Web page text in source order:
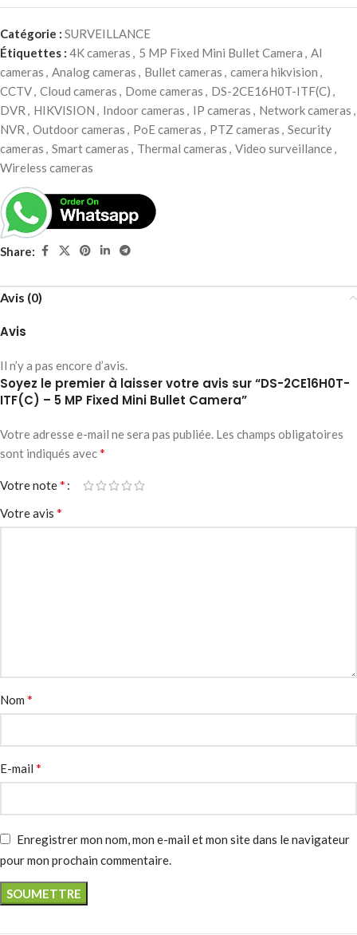
Catégorie : SURVEILLANCE
Étiquettes : 4K cameras , 5 MP Fixed Mini Bullet Camera , AI
cameras , Analog cameras , Bullet cameras , camera hikvision ,
CCTV, Cloud cameras , Dome cameras , DS-2CE16H0T-ITF(C) ,
DVR , HIKVISION , Indoor cameras , IP cameras , Network cameras ,
NVR , Outdoor cameras , PoE cameras , PTZ cameras , Security
cameras , Smart cameras , Thermal cameras , Video surveillance,
Wireless cameras
Share:
Avis (0)
Avis
Il n’y a pas encore d’avis.
Soyez le premier à laisser votre avis sur “DS-2CE16H0T-
ITF(C) – 5 MP Fixed Mini Bullet Camera”
Votre adresse e-mail ne sera pas publiée. Les champs obligatoires
sont indiqués avec*
Votre note*
Votre avis *
Nom *
E-mail *
Enregistrer mon nom, mon e-mail et mon site dans le navigateur
pour mon prochain commentaire.